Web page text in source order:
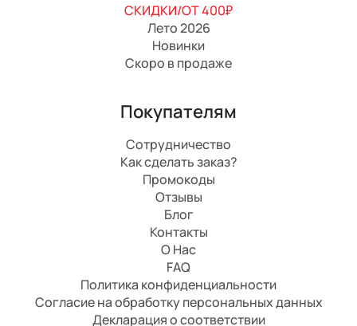
СКИДКИ/ОТ 400₽
Лето 2026
Новинки
Скоро в продаже
Покупателям
Сотрудничество
Как сделать заказ?
Промокоды
Отзывы
Блог
Контакты
О Нас
FAQ
Политика конфиденциальности
Согласие на обработку персональных данных
Декларация о соответствии